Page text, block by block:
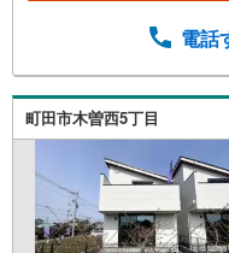
様々なご提案や
ことん納得】当
ますが、その後の
については、上司
ただきます。
電話
町田市木曽西5丁目